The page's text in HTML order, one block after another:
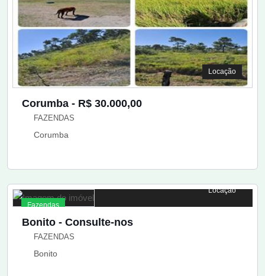
Locação
Corumba - R$ 30.000,00
FAZENDAS
Corumba
Fazendas
Locação
Bonito - Consulte-nos
FAZENDAS
Bonito